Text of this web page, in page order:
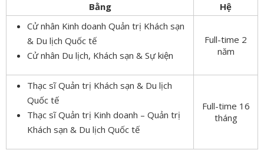
Bằng
Hệ
Cử nhân Kinh doanh Quản trị Khách sạn
& Du lịch Quốc tế
Cử nhân Du lịch, Khách sạn & Sự kiện
Full-time 2
năm
Thạc sĩ Quản trị Khách sạn & Du lịch
Quốc tế
Thạc sĩ Quản trị Kinh doanh – Quản trị
Khách sạn & Du lịch Quốc tế
Full-time 16
tháng